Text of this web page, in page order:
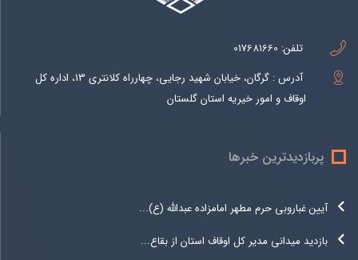
تلفن: 017681660
آدرس : گرگان، خیابان شهید رجایی، چهارراه کلانتری 13، اداره کل
اوقاف و امور خیریه استان گلستان
پربازدیدترین خبرها
آیین غباروبی حرم مطهر امامزاده عبدالله (ع)...
بازدید میدانی مدیر کل اوقاف استان از بقاع...